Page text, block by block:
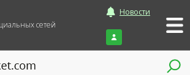
сетей
Новости
Войти